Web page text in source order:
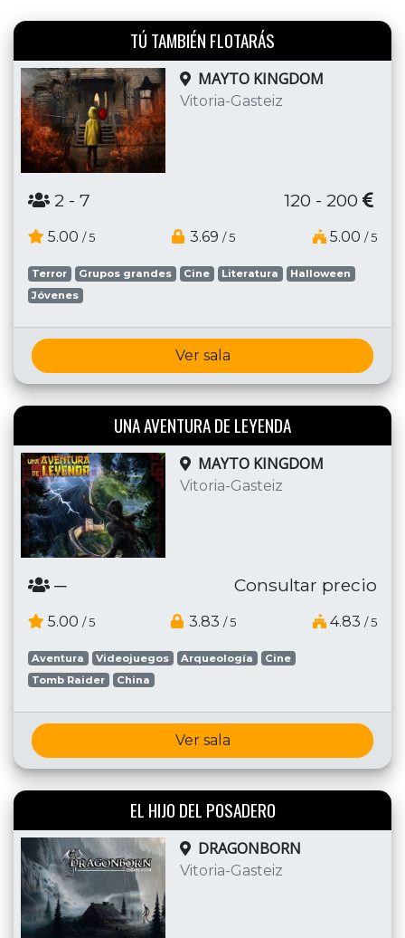
TÚ TAMBIÉN FLOTARÁS
MAYTO KINGDOM
Vitoria-Gasteiz
2 - 7 120 - 200
5.00 / 5 3.69 / 5 5.00 / 5
Terror Grupos grandes Cine Literatura
Halloween
Jóvenes
Ver sala
UNA AVENTURA DE LEYENDA
MAYTO KINGDOM
Vitoria-Gasteiz
─ Consultar precio
5.00 / 5 3.83 / 5 4.83 / 5
Aventura Videojuegos Arqueología
Cine
Tomb Raider
China
Ver sala
EL HIJO DEL POSADERO
DRAGONBORN
Vitoria-Gasteiz